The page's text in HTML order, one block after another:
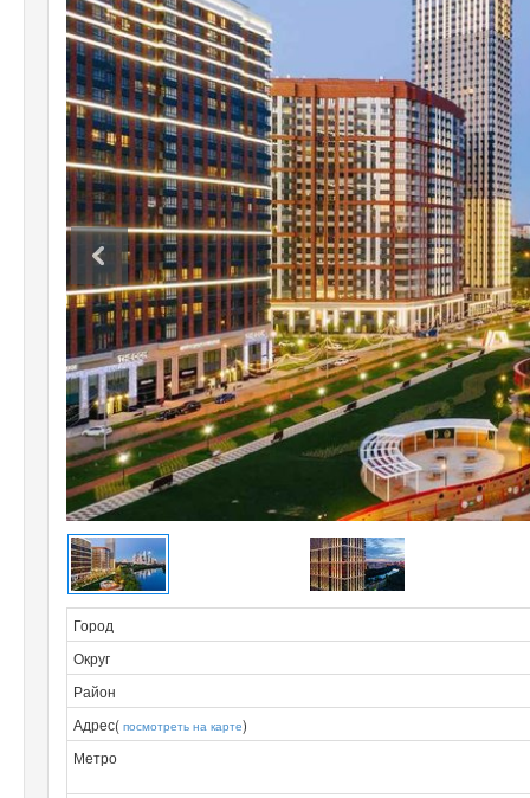
Город
Округ
Район
Адрес( посмотреть на карте)
Метро